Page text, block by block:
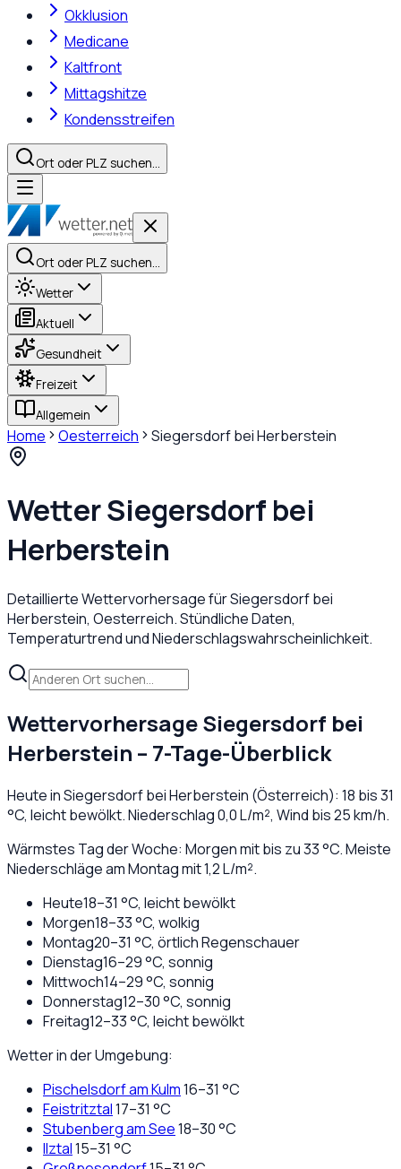
Okklusion
Medicane
Kaltfront
Mittagshitze
Kondensstreifen
Ort oder PLZ suchen…
Ort oder PLZ suchen…
Wetter
Aktuell
Gesundheit
Freizeit
Allgemein
Home Oesterreich Siegersdorf bei Herberstein
WetterSiegersdorf bei
Herberstein
Detaillierte Wettervorhersage fürSiegersdorf bei
Herberstein, Oesterreich. Stündliche Daten,
Temperaturtrend und Niederschlagswahrscheinlichkeit.
WettervorhersageSiegersdorf bei
Herberstein – 7-Tage-Überblick
Heute inSiegersdorf bei Herberstein (Österreich): 18 bis31
°C, leicht bewölkt. Niederschlag0,0L/m², Wind bis25km/h.
Wärmstes Tag der Woche: Morgen mit bis zu 33 °C. Meiste
Niederschläge am Montag mit 1,2 L/m².
Heute18–31 °C, leicht bewölkt
Morgen18–33°C, wolkig
Montag20–31 °C, örtlich Regenschauer
Dienstag16–29°C, sonnig
Mittwoch14–29°C, sonnig
Donnerstag12–30°C, sonnig
Freitag12–33°C, leicht bewölkt
Wetter in der Umgebung:
Pischelsdorf am Kulm16–31 °C
Feistritztal17–31 °C
Stubenberg am See18–30°C
Ilztal15–31 °C